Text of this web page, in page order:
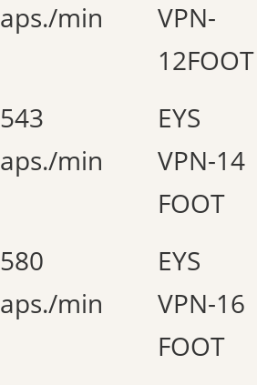
aps./min
VPN-
12FOOT
543
aps./min
EYS
VPN-14
FOOT
580
aps./min
EYS
VPN-16
FOOT